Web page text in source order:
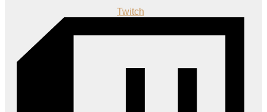
Twitch